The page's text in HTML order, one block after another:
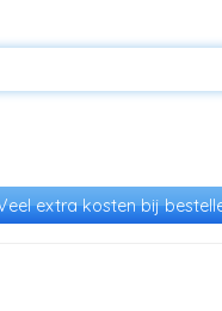
extra kosten bij